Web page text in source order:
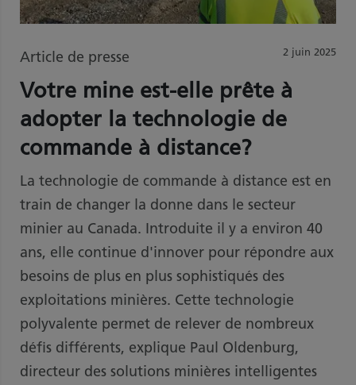
2 juin 2025
Article de presse
Votre mine est-elle prête à
adopter la technologie de
commande à distance?
La technologie de commande à distance est en
train de changer la donne dans le secteur
minier au Canada. Introduite il y a environ 40
ans, elle continue d'innover pour répondre aux
besoins de plus en plus sophistiqués des
exploitations minières. Cette technologie
polyvalente permet de relever de nombreux
défis différents, explique Paul Oldenburg,
directeur des solutions minières intelligentes